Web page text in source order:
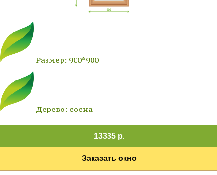
Размер: 900*900
Дерево: сосна
13335 р.
Заказать окно